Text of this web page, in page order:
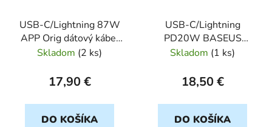
USB-C/Lightning 87W
APP Orig dátový kábel
Bulk
Skladom (2 ks)
17,90 €
DO KOŠÍKA
USB-C/Lightning
PD20W BASEUS
dátový kábel
Skladom (1 ks)
18,50 €
DO KOŠÍKA